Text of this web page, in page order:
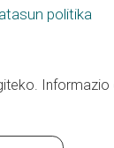
politika
Informazio